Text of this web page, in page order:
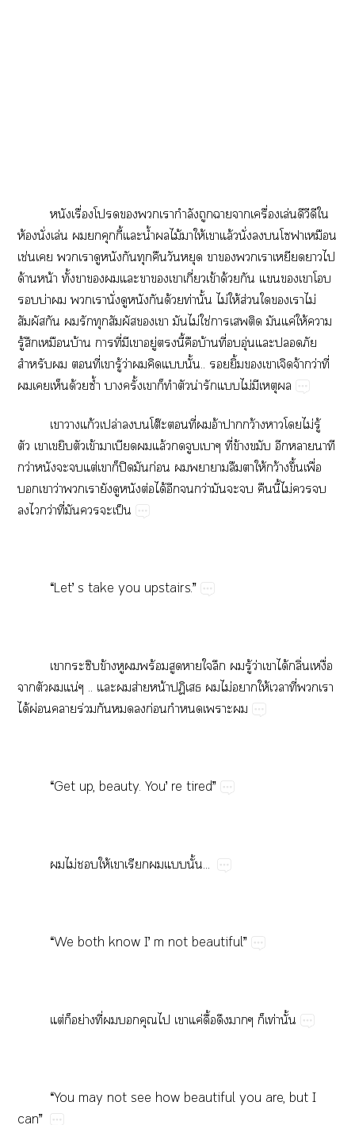
​ื่​​​​​ำ​​​​ื่​ล่​​​​​
ห้​ั่​ล่​​​ี้​​น้ำ​​ไม้​​ให้​​ล้​ั่​​​​
ช่​​​​​​​​​​​​​​​​​​
ด้​น้​ั้​​​​​​​​ี่​ข้​ด้​​​​​​
​บ่​​​​ั่​​​​ด้​ท่​ั้​ไม่ให้​ส่​​​​ไม่​
​​​​​​​​​ไม่​ใช่​​​​​ค่​ให้​​
ู้​​​บ้​​ี่​​​ู่​​ี้​​บ้​ี่​​ุ่​​​​
​​​ี่​​ู้​ว่​​​​ั้..​​ิ้​​​​จ้​ว่​ี่​
​​​ด้​ซ้ำ​​ั้​​​​​น่​​​ไม่​​​
​​ก้​ปล่​​​โต๊​​ี่​​อ้​​ว้​​​ไม่​ู้​
​​​​ข้​​​​ล้​​​​ี่​ข้​​​​​
ว่​​​​ต่​​​ปิ​​ก่​​​​​ให้​ว้​ึ้​ื่​
​​ว่​​​​​​ต่​ได้​​​ว่​​​​​ี้​ไม่​​​
​​ว่​ี่​​​​ป็
“Let’​s​take​you​upstairs.”
​​ข้​​​ร้​​​​​​ู้​ว่​​ได้​ิ่​ื่​
​​​น่​..​​​ส่​น้​ป​​ไม่​​ให้​​ี่​​​
ได้​ผ่​​ร่​​​​ก่​​​
“Get​up,​beauty.​You’​re​tired”
​ไม่​​ให้​​​​​ั้...
“We​both​know​I’​m​not​beautiful”
ต่​​ย่​ี่​​​​​​ค่​ื้​​​​ท่​ั้
“You​may​not​see​how​beautiful​you​are,​but​I​
can”